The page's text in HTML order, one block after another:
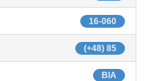
16-060
(+48) 85
BIA